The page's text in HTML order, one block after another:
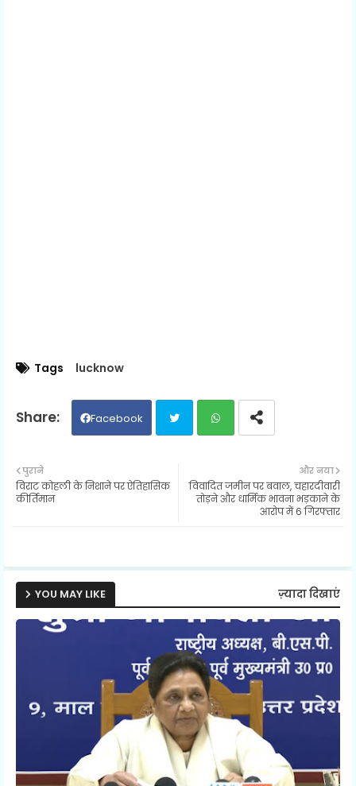
Tags lucknow
Facebook
ter ats
और नया
विवादित जमीन पर बवाल, चहारदीवारी
तोड़ने और धार्मिक भावना भड़काने के
आरोप में 6 गिरफ्तार
पुराने
विराट कोहली के निशाने पर ऐतिहासिक
कीर्तिमान
YOU MAY LIKE ज़्यादा दिखाएं